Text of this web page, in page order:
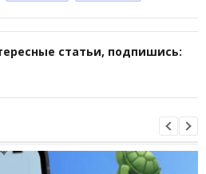
статьи, подпишись: